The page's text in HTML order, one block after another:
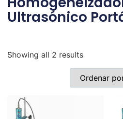
Ultrasónico
Showing all 2 results